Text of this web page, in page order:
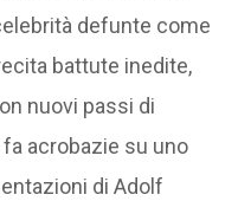
defunte come
battute inedite,
nuovi passi di
acrobazie su uno
di Adolf